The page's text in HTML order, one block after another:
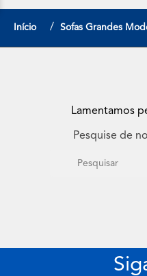
Início Sofas Grandes
Lamentamos
Pesquise de